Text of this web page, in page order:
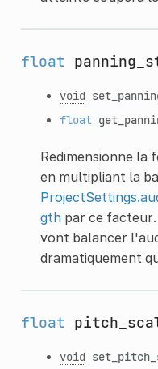
float
void
float
Redimensionne la
en multipliant la
gthpar ce facteur.
vont balancer
dramatiquement
float
void